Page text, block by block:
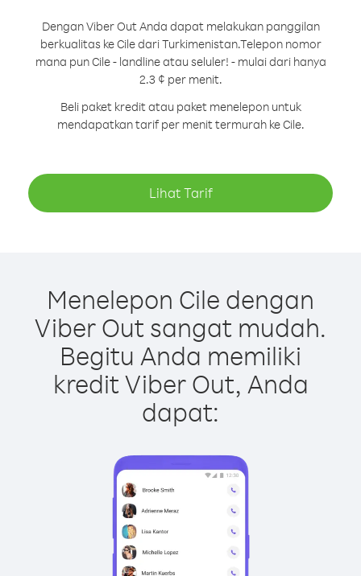
Dengan Viber Out Anda dapat melakukan panggilan
berkualitas ke Cile dari Turkimenistan.Telepon nomor
mana pun Cile - landline atau seluler! - mulai dari hanya
2.3 ¢ per menit.
Beli paket kredit atau paket menelepon untuk
mendapatkan tarif per menit termurah ke Cile.
Lihat Tarif
Menelepon Cile dengan
Viber Out sangat mudah.
Begitu Anda memiliki
kredit Viber Out, Anda
dapat: